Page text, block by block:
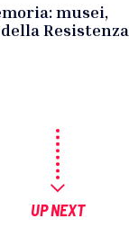
musei,
Resistenza
UP NEXT